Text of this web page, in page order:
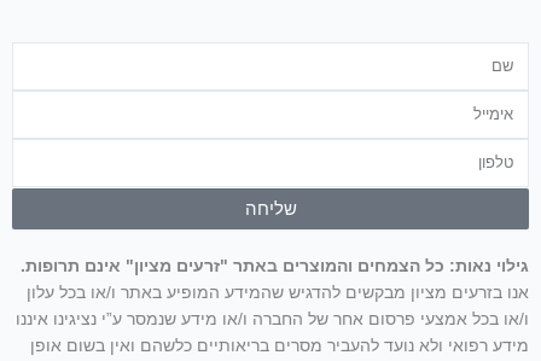
שליחה
גילוי נאות: כל הצמחים והמוצרים באתר "זרעים מציון" אינם תרופות.
אנו בזרעים מציון מבקשים להדגיש שהמידע המופיע באתר ו/או בכל עלון
ו/או בכל אמצעי פרסום אחר של החברה ו/או מידע שנמסר ע”י נציגינו איננו
מידע רפואי ולא נועד להעביר מסרים בריאותיים כלשהם ואין בשום אופן